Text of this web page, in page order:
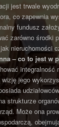
jest trwale
co zapewnia
fundusz
zarówno środki
nieruchomości
– co to jest w
integralność
jego
strukturze
Może ona